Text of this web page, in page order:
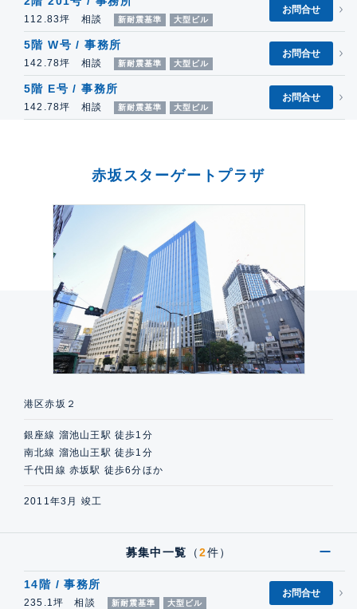
112.83坪 相談 新耐震基準 大型ビル
お問合せ
5階 W号 / 事務所
142.78坪 相談 新耐震基準 大型ビル
お問合せ
5階 E号 / 事務所
142.78坪 相談 新耐震基準 大型ビル
お問合せ
赤坂スターゲートプラザ
港区赤坂２
銀座線 溜池山王駅 徒歩1分
南北線 溜池山王駅 徒歩1分
千代田線 赤坂駅 徒歩6分ほか
2011年3月 竣工
募集中一覧 （2件）
14階 / 事務所
235.1坪 相談 新耐震基準 大型ビル
お問合せ